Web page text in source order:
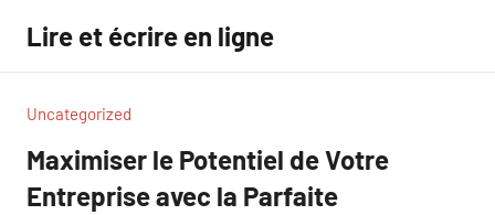
contenu
Lire et écrire en ligne
Uncategorized
Maximiser le Potentiel de Votre
Entreprise avec la Parfaite